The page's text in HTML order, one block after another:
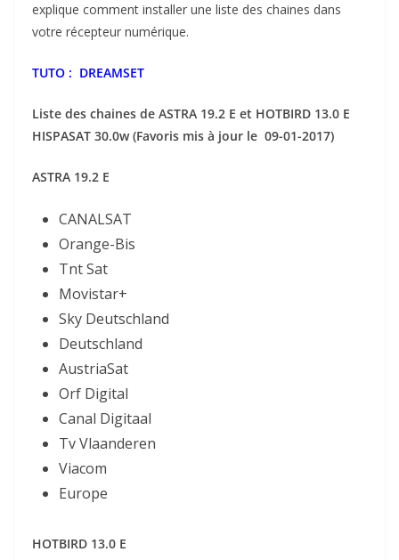
explique comment installer une liste des chaines dans
votre récepteur numérique.
TUTO : DREAMSET
Liste des chaines de ASTRA 19.2 E et HOTBIRD 13.0 E
HISPASAT 30.0w (Favoris mis à jour le 09-01-2017)
ASTRA 19.2 E
CANALSAT
Orange-Bis
Tnt Sat
Movistar+
Sky Deutschland
Deutschland
AustriaSat
Orf Digital
Canal Digitaal
Tv Vlaanderen
Viacom
Europe
HOTBIRD 13.0 E